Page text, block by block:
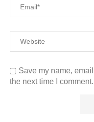
Save my name,
the next time I comment.